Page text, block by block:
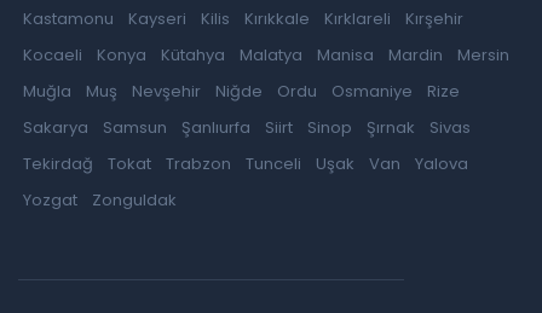
Kastamonu
Kayseri Kilis Kırıkkale Kırklareli
Kırşehir
Kocaeli
Konya Kütahya Malatya Manisa Mardin
Mersin
Muğla
Muş Nevşehir Niğde Ordu Osmaniye
Rize
Sakarya
Samsun Şanlıurfa Siirt Sinop Şırnak
Sivas
Tekirdağ
Tokat Trabzon Tunceli Uşak Van
Yalova
Yozgat
Zonguldak